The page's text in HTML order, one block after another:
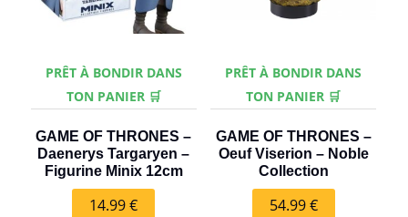
PRÊT À BONDIR DANS
TON PANIER 🛒
GAME OF THRONES –
Daenerys Targaryen –
Figurine Minix 12cm
14.99€
PRÊT À BONDIR DANS
TON PANIER 🛒
GAME OF THRONES –
Oeuf Viserion – Noble
Collection
54.99€